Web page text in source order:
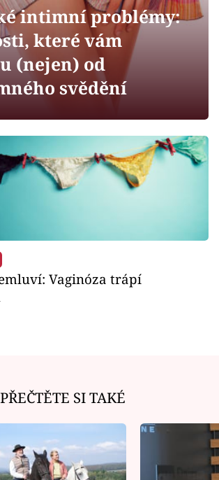
Karlovy Vary
intimní problémy:
které vám
(nejen) od
svědění
Vaginóza trápí
PŘEČTĚTE SI TAKÉ